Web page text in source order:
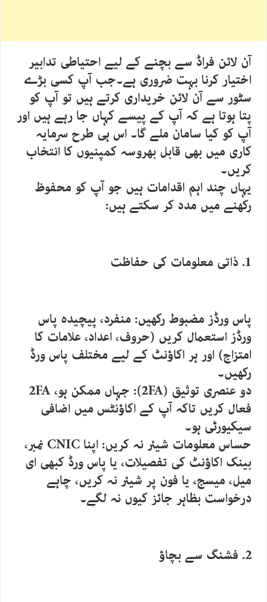
آن لائن فراڈ سے بچنے کے لیے احتیاطی تدابیر
اختیار کرنا بہت ضروری ہے۔جب آپ کسی بڑے
سٹور سے آن لائن خریداری کرتے ہیں تو آپ کو
پتا ہوتا ہے کہ آپ کے پیسے کہاں جا رہے ہیں اور
آپ کو کیا سامان ملے گا۔ اس ہی طرح سرمایہ
کاری میں بھی قابل بھروسہ کمپنیوں کا انتخاب
کریں۔
یہاں چند اہم اقدامات ہیں جو آپ کو محفوظ
رکھنے میں مدد کر سکتے ہیں:
1. ذاتی معلومات کی حفاظت
پاس ورڈز مضبوط رکھیں: منفرد، پیچیدہ پاس
ورڈز استعمال کریں (حروف، اعداد، علامات کا
امتزاج) اور ہر اکاؤنٹ کے لیے مختلف پاس ورڈ
رکھیں۔
دو عنصری توثیق (2FA): جہاں ممکن ہو، 2FA
فعال کریں تاکہ آپ کے اکاؤنٹس میں اضافی
سیکیورٹی ہو۔
حساس معلومات شیئر نہ کریں: اپنا CNIC نمبر،
بینک اکاؤنٹ کی تفصیلات، یا پاس ورڈ کبھی ای
میل، میسج، یا فون پر شیئر نہ کریں، چاہے
درخواست بظاہر جائز کیوں نہ لگے۔
2. فشنگ سے بچاؤ